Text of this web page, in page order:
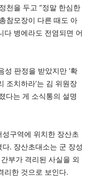
천을 두고 “정말 한심한
참모장이 다른 때도 아
다 병에라도 전염되면 어
성 판정을 받았지만 ‘확
조치하라’는 김 위원장
다는 게 소식통의 설명
구역에 위치한 장산초
. 장산초대소는 군 장성
부가 격리된 사실을 외
리한 것으로 보인다.